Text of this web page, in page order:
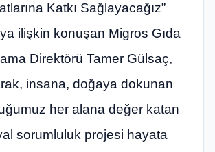
Katkı Sağlayacağız”
ilişkin konuşan Migros Gıda
Direktörü Tamer Gülsaç,
insana, doğaya dokunan
her alana değer katan
sorumluluk projesi hayata